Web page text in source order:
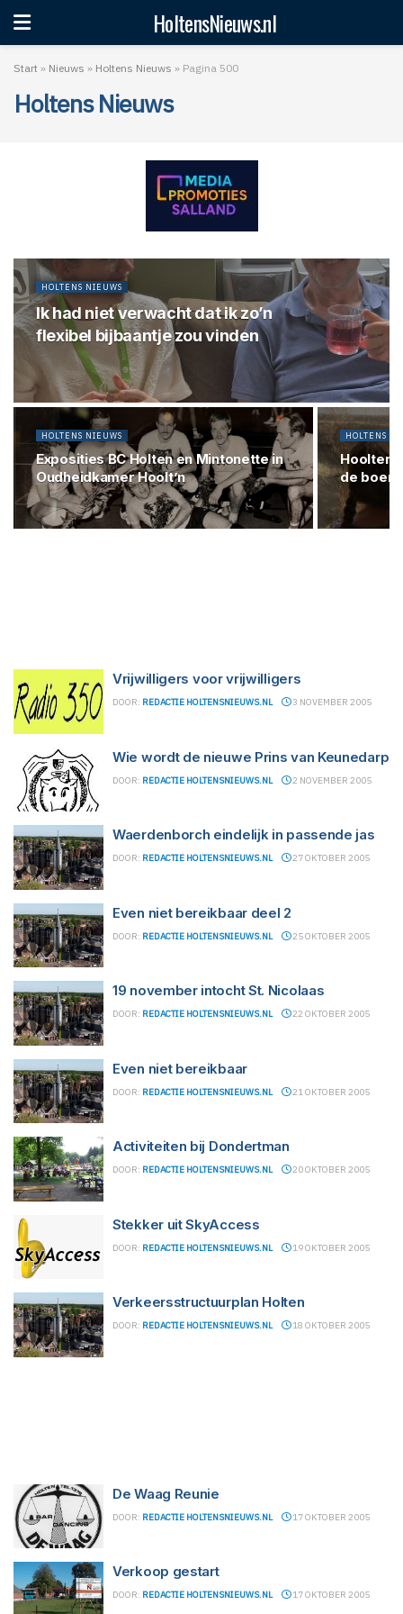
HoltensNieuws.nl
Start » Nieuws » Holtens Nieuws » Pagina 500
Holtens Nieuws
HOLTENS NIEUWS
Ik had niet verwacht dat ik zo’n
flexibel bijbaantje zou vinden
HOLTENS NIEUWS
Exposities BC Holten en Mintonette in
Oudheidkamer Hoolt’n
HOLTENS
Hoolter
de
Vrijwilligers voor vrijwilligers
DOOR: REDACTIE HOLTENSNIEUWS.NL 3 NOVEMBER 2005
Wie wordt de nieuwe Prins van Keunedarp
DOOR: REDACTIE HOLTENSNIEUWS.NL 2 NOVEMBER 2005
Waerdenborch eindelijk in passende jas
DOOR: REDACTIE HOLTENSNIEUWS.NL 27 OKTOBER 2005
Even niet bereikbaar deel 2
DOOR: REDACTIE HOLTENSNIEUWS.NL 25 OKTOBER 2005
19 november intocht St. Nicolaas
DOOR: REDACTIE HOLTENSNIEUWS.NL 22 OKTOBER 2005
Even niet bereikbaar
DOOR: REDACTIE HOLTENSNIEUWS.NL 21 OKTOBER 2005
Activiteiten bij Dondertman
DOOR: REDACTIE HOLTENSNIEUWS.NL 20 OKTOBER 2005
Stekker uit SkyAccess
DOOR: REDACTIE HOLTENSNIEUWS.NL 19 OKTOBER 2005
Verkeersstructuurplan Holten
DOOR: REDACTIE HOLTENSNIEUWS.NL 18 OKTOBER 2005
De Waag Reunie
DOOR: REDACTIE HOLTENSNIEUWS.NL 17 OKTOBER 2005
Verkoop gestart
DOOR: REDACTIE HOLTENSNIEUWS.NL 17 OKTOBER 2005